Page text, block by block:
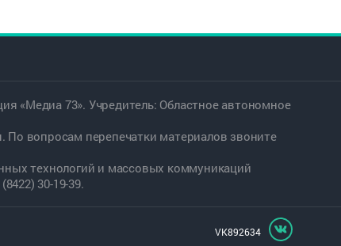
«Медиа 73». Учредитель: Областное автономное
По вопросам перепечатки материалов звоните
технологий и массовых коммуникаций
30-19-39.
VK892634